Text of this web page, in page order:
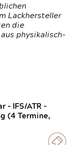
Lackhersteller
die
physikalisch-
- IFS/ATR -
(4 Termine,